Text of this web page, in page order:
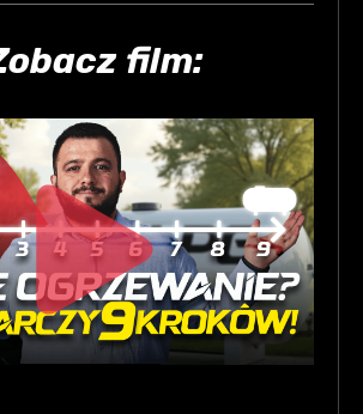
film: